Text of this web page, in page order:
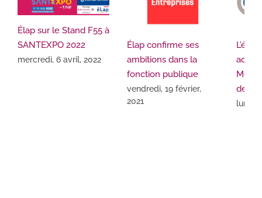
Élap sur le Stand F55 à
SANTEXPO 2022
mercredi, 6 avril, 2022
Élap confirme ses
ambitions dans la
fonction publique
vendredi, 19 février,
2021
lundi,